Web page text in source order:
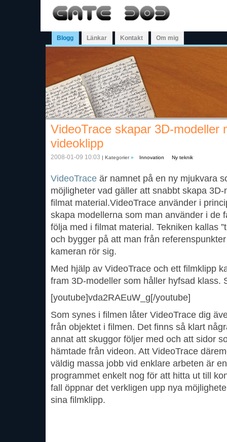
Blogg Länkar Kontakt Om mig
VideoTrace skapar 3D-modeller
videoklipp
2008-01-09 10:03 | Kategorier» Innovation Ny teknik
VideoTrace är namnet på en ny mjukvara
möjligheter vad gäller att snabbt skapa
filmat material.VideoTrace använder i
skapa modellerna som man använder i de
följa med i filmat material. Tekniken kallas
och bygger på att man från
kameran rör sig.
Med hjälp av VideoTrace och ett filmklipp
fram 3D-modeller som håller hyfsad klass.
[youtube]vda2RAEuW_g[/youtube]
Som synes i filmen låter VideoTrace dig
från objektet i filmen. Det finns så klart
annat att skuggor följer med och att sidor
hämtade från videon. Att VideoTrace
väldig massa jobb vid enklare arbeten är
programmet enkelt nog för att hitta ut till
fall öppnar det verkligen upp nya
sina filmklipp.